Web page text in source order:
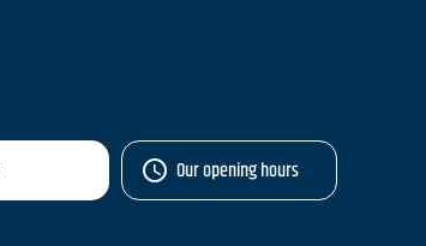
Our opening hours